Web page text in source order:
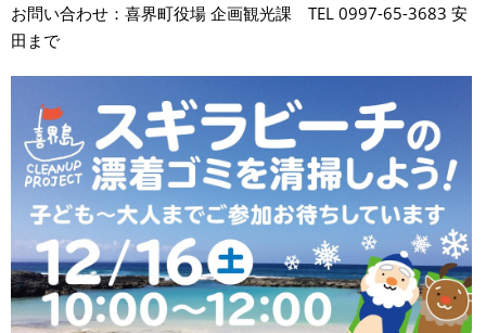
お問い合わせ：喜界町役場 企画観光課 TEL 0997-65-3683 安
田まで